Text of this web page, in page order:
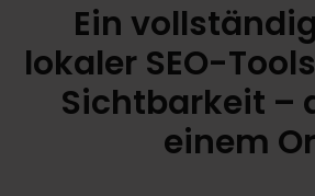
Ein
lokaler SEO-
Sichtbarkeit –
einem